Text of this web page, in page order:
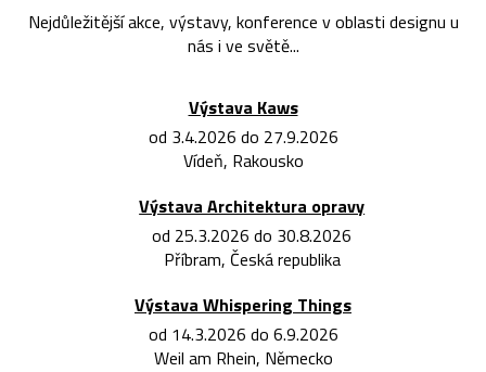
Nejdůležitější akce, výstavy, konference v oblasti designu u
nás i ve světě...
Výstava Kaws
od 3.4.2026 do 27.9.2026
Vídeň, Rakousko
Výstava Architektura opravy
od 25.3.2026 do 30.8.2026
Příbram, Česká republika
Výstava Whispering Things
od 14.3.2026 do 6.9.2026
Weil am Rhein, Německo